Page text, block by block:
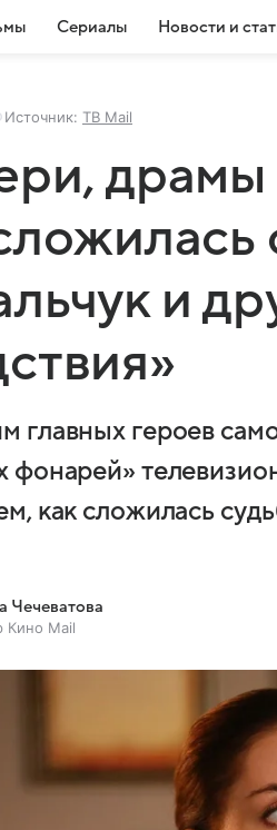
Сериалы Новости и
Источник: ТВ Mail
и
главных героев
фонарей»
как сложилась
Чечеватова
Кино Mail